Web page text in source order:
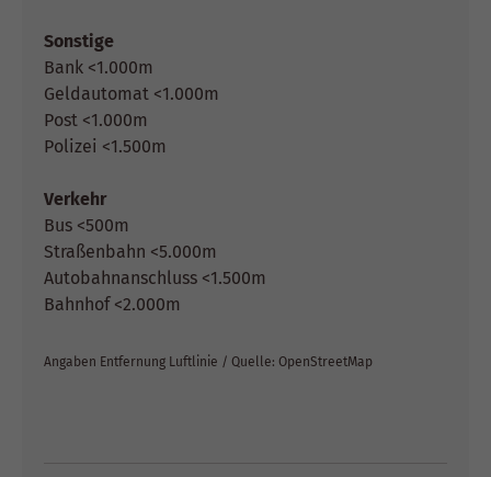
Sonstige
Bank <1.000m
Geldautomat <1.000m
Post <1.000m
Polizei <1.500m
Verkehr
Bus <500m
Straßenbahn <5.000m
Autobahnanschluss <1.500m
Bahnhof <2.000m
Angaben Entfernung Luftlinie / Quelle: OpenStreetMap